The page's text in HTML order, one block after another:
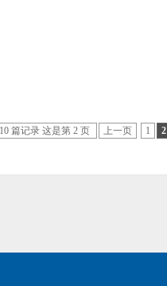
篇记录 这是第 2 页 上一页 1 2